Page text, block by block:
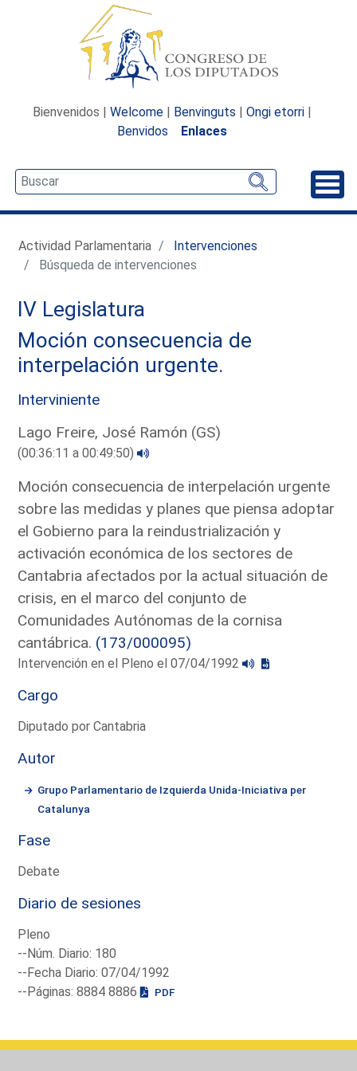
Bienvenidos | Welcome | Benvinguts | Ongi etorri |
Benvidos
Enlaces
Actividad Parlamentaria
Intervenciones
Búsqueda de intervenciones
IV Legislatura
Moción consecuencia de
interpelación urgente.
Interviniente
Lago Freire, José Ramón (GS)
(00:36:11 a 00:49:50)
Moción consecuencia de interpelación urgente
sobre las medidas y planes que piensa adoptar
el Gobierno para la reindustrialización y
activación económica de los sectores de
Cantabria afectados por la actual situación de
crisis, en el marco del conjunto de
Comunidades Autónomas de la cornisa
cantábrica. (173/000095)
Intervención en el Pleno el 07/04/1992
Cargo
Diputado por Cantabria
Autor
Grupo Parlamentario de Izquierda Unida-Iniciativa per
Catalunya
Fase
Debate
Diario de sesiones
Pleno
--Núm. Diario: 180
--Fecha Diario: 07/04/1992
--Páginas: 8884 8886
PDF